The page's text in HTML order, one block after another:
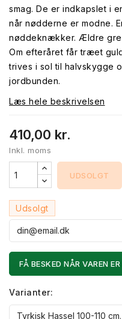
smag. De er indkapslet i
når nødderne er modne.
nøddeknækker. Ældre
Om efteråret får træet
trives i sol til halvskygge
jordbunden.
Læs hele beskrivelsen
410,00 kr.
Inkl. moms
UDSOLGT
Udsolgt
FÅ BESKED NÅR VAREN
Varianter: